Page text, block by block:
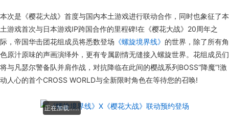
本次是《樱花大战》首度与国内本土游戏进行联动合作，同时也象征了本
土游戏首次与日本游戏IP跨国合作的里程碑!在《樱花大战》20周年之
际，帝国华击团花组成员将悉数登场 《螺旋境界线》 的世界，除了所有角
色原汁原味的声画演绎外，更有专属剧情无缝接入螺旋世界。花组成员们
将与凡瑟尔警备队并肩作战，对抗降临在此间的樱战系列BOSS“降魔”!激
动人心的首个CROSS WORLD与全新限时角色在等待您的召唤!
正在加载……